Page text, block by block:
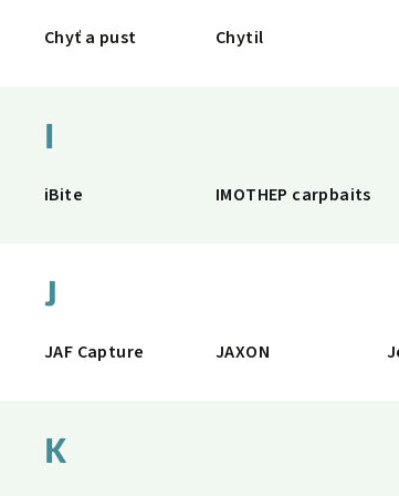
Chyť a pust Chytil
I
iBite IMOTHEP carpbaits
J
JAF Capture JAXON
K